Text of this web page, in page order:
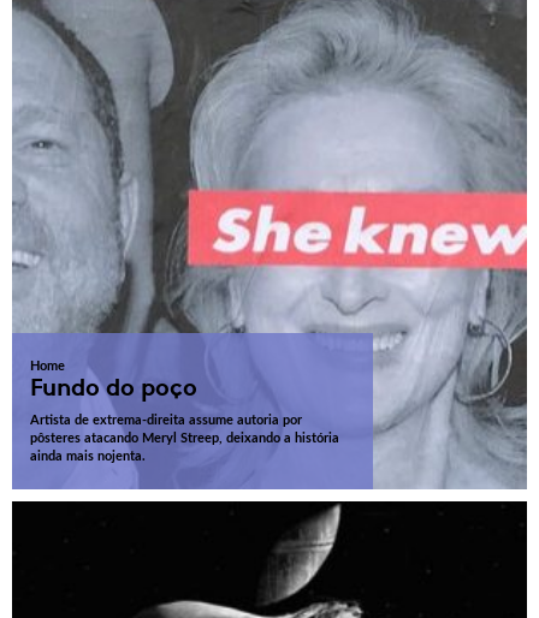
Home
Fundo do poço
Artista de extrema-direita assume autoria por
pôsteres atacando Meryl Streep, deixando a história
ainda mais nojenta.